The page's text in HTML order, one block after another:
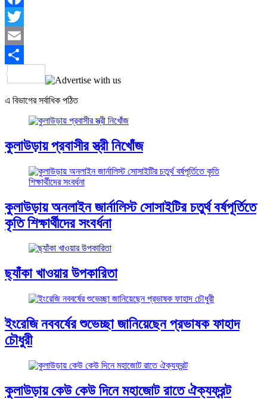
Facebook
Twitter
Email
Share
এ বিভাগের সর্বাধিক পঠিত
কুলাউড়ায় প্রবাসীর স্ত্রী নিখোঁজ
কুলাউড়ায় অনলাইন জার্নালিস্ট সোসাইটির চতুর্থ বর্ষপূর্তিতে
কৃতি শিক্ষার্থীদের সংবর্ধনা
ছ্যাঁকা খাওয়ার উপকারিতা
ইংরেজি নববর্ষের শুভেচ্ছা জানিয়েছেন প্রভাষক ফাহাদ
চৌধুরী
কুলাউড়ায় কেউ কেউ দিনে মহাজোট রাতে ঐক্যফ্রন্ট